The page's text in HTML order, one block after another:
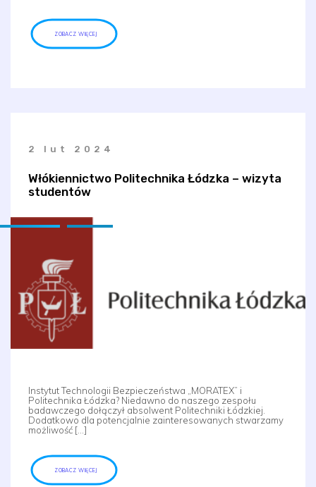
ZOBACZ WIĘCEJ
2 lut 2024
Włókiennictwo Politechnika Łódzka – wizyta
studentów
Instytut Technologii Bezpieczeństwa „MORATEX” i
Politechnika Łódzka? Niedawno do naszego zespołu
badawczego dołączył absolwent Politechniki Łódzkiej.
Dodatkowo dla potencjalnie zainteresowanych stwarzamy
możliwość […]
ZOBACZ WIĘCEJ